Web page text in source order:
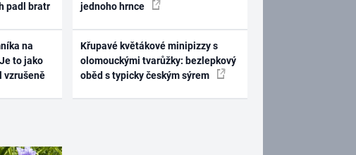
padl bratr
na
to jako
vzrušeně
jednoho hrnce
Křupavé květákové minipizzy s
olomouckými tvarůžky: bezlepkový
oběd s typicky českým sýrem